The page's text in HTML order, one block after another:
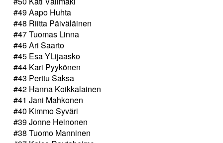
#49 Aapo Huhta
#48 Riitta Päiväläinen
#47 Tuomas Linna
#46 Ari Saarto
#45 Esa YLijaasko
#44 Kari Pyykönen
#43 Perttu Saksa
#42 Hanna Koikkalainen
#41 Jani Mahkonen
#40 Kimmo Syväri
#39 Jonne Heinonen
#38 Tuomo Manninen